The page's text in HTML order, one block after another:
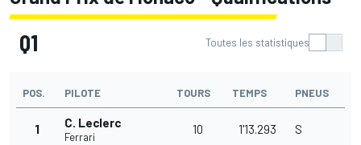
Q1 Toutes les statistiques
POS. PILOTE TOURS TEMPS PNEUS
1 C. Leclerc
Ferrari
10 1'13.293 S